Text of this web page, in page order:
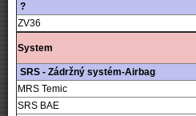
?
ZV36
System
SRS - Zádržný systém-Airbag
MRS Temic
SRS BAE